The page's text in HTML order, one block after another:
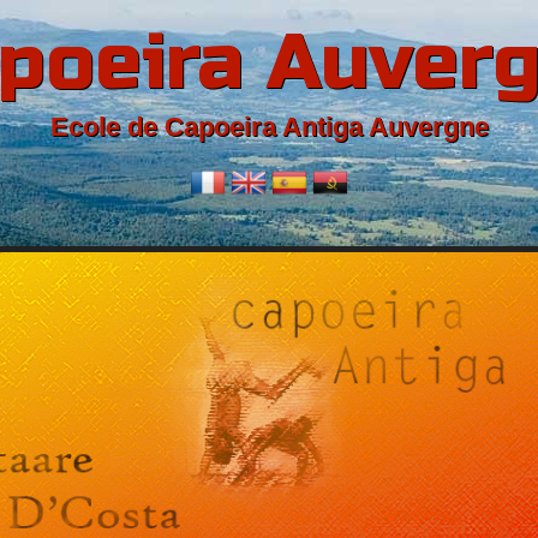
Ecole de Capoeira Antiga Auvergne